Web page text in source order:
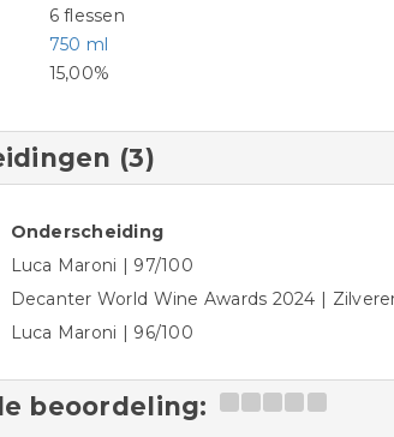
6 flessen
750 ml
15,00%
(3)
Onderscheiding
Luca Maroni | 97/100
Decanter World Wine Awards 2024 |
Luca Maroni | 96/100
beoordeling: